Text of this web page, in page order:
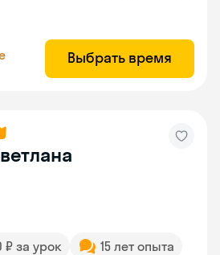
Выбрать время
₽ за урок
15 лет опыта